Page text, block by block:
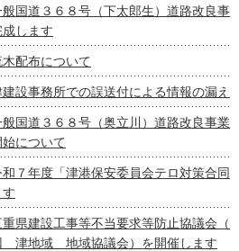
般国道３６８号（下太郎生）道路改良事
成します
木配布について
建設事務所での誤送付による情報の漏え
般国道３６８号（奥立川）道路改良事業
始について
和７年度「津港保安委員会テロ対策合同
す
重県建設工事等不当要求等防止協議会
津地域 地域協議会）を開催します